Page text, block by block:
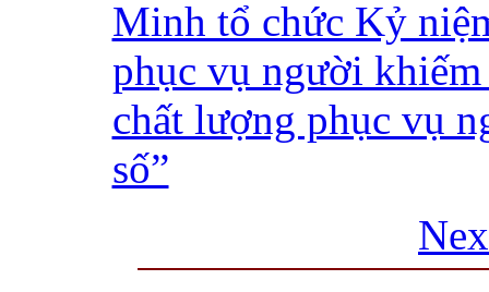
Minh tổ chức Kỷ
phục vụ người
chất lượng phục vụ
số”